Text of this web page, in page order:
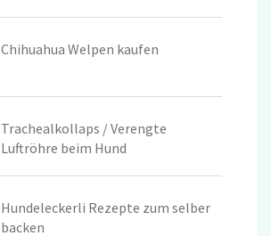
Chihuahua Welpen kaufen
Trachealkollaps / Verengte
Luftröhre beim Hund
Hundeleckerli Rezepte zum selber
backen